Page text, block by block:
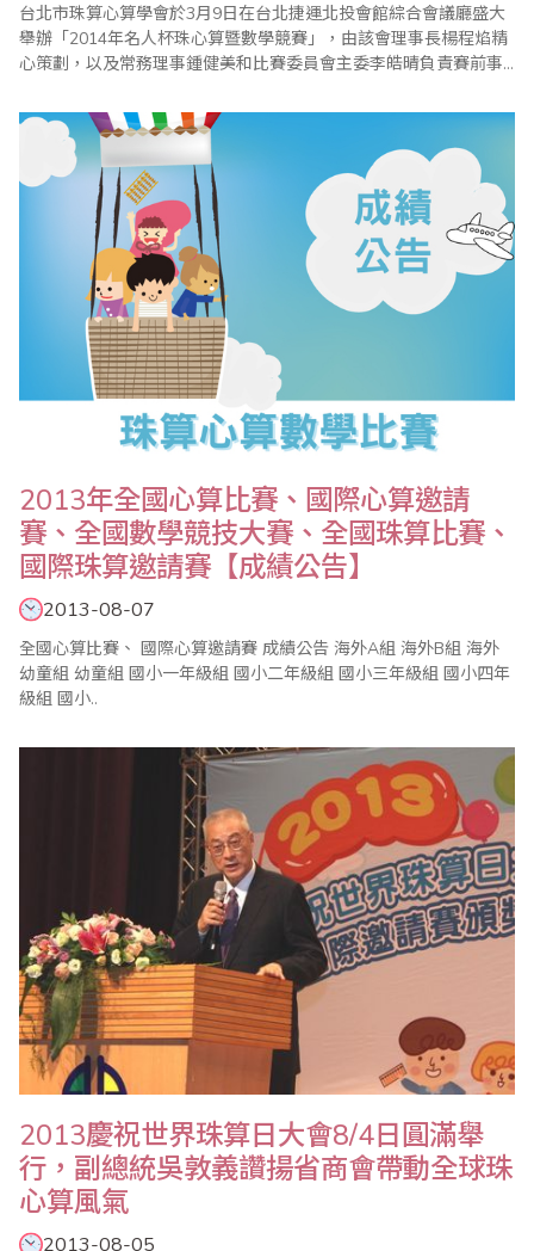
台北市珠算心算學會於3月9日在台北捷運北投會館綜合會議廳盛大
舉辦「2014年名人杯珠心算暨數學競賽」，由該會理事長楊程焰精
心策劃，以及常務理事鍾健美和比賽委員會主委李皓晴負責賽前事
比賽也運用QRcode結合FB粉絲專頁，線上即時傳遞比賽訊息，有
2013年全國心算比賽、國際心算邀請
賽、全國數學競技大賽、全國珠算比賽、
國際珠算邀請賽【成績公告】
2013-08-07
全國心算比賽、 國際心算邀請賽 成績公告 海外A組 海外B組 海外
幼童組 幼童組 國小一年級組 國小二年級組 國小三年級組 國小四年
級組 國小..
2013慶祝世界珠算日大會8/4日圓滿舉
行，副總統吳敦義讚揚省商會帶動全球珠
心算風氣
2013-08-05